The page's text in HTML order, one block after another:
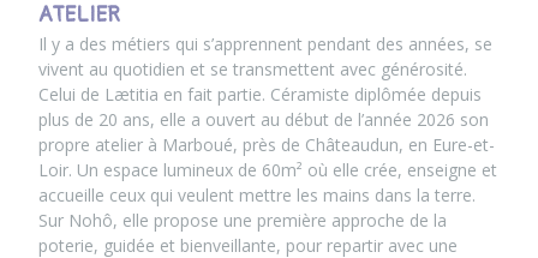
ATELIER
Il y a des métiers qui s’apprennent pendant des années, se
vivent au quotidien et se transmettent avec générosité.
Celui de Lætitia en fait partie. Céramiste diplômée depuis
plus de 20 ans, elle a ouvert au début de l’année 2026 son
propre atelier à Marboué, près de Châteaudun, en Eure-et-
Loir. Un espace lumineux de 60m² où elle crée, enseigne et
accueille ceux qui veulent mettre les mains dans la terre.
Sur Nohô, elle propose une première approche de la
poterie, guidée et bienveillante, pour repartir avec une